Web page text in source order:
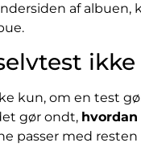
af albuen,
kun, om en test
gør ondt, hvordan
passer med resten